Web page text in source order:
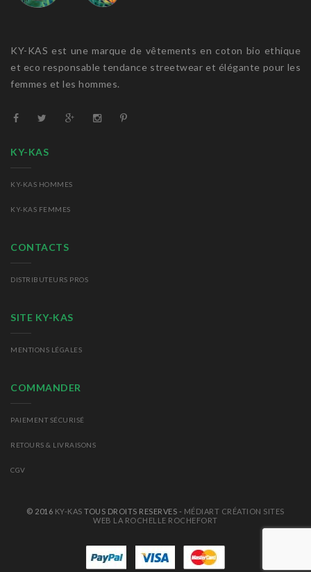
KY-KAS est une marque de vêtements en coton bio ethique
et eco responsable tendance streetwear et élégante pour les
femmes et les hommes.
KY-KAS
KY-KAS HOMMES
KY-KAS FEMMES
CONTACTS
DISTRIBUTEURS PROS
SITE KY-KAS
MENTIONS LÉGALES
COMMANDER
PAIEMENT SÉCURISÉ
RETOURS & LIVRAISONS
CGV
© 2016 KY-KAS TOUS DROITS RESERVES - MÉDIART CRÉATION SITES
WEB LA ROCHELLE ROCHEFORT